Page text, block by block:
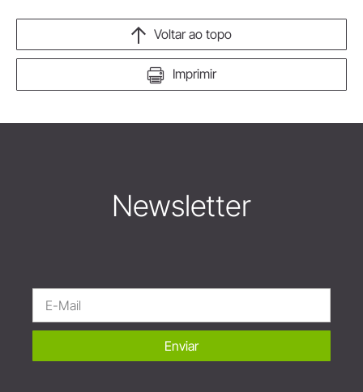
Imprimir
Voltar ao topo
Newsletter
Enviar